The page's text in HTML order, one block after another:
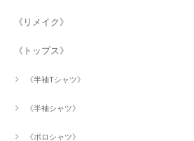
《リメイク》
《トップス》
《半袖Tシャツ》
《半袖シャツ》
《ポロシャツ》